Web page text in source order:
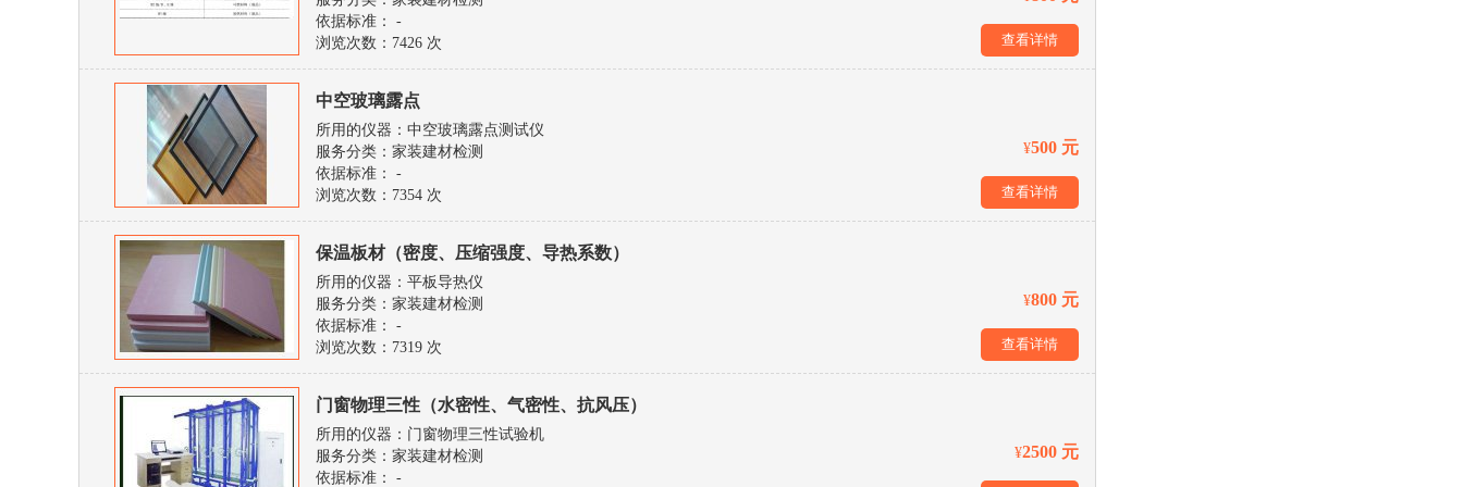
依据标准： -
浏览次数： 7426 次 查看详情
中空玻璃露点
所用的仪器：中空玻璃露点测试仪
服务分类：家装建材检测
依据标准： -
浏览次数： 7354 次
¥500 元
查看详情
保温板材（密度、压缩强度、导热系数）
所用的仪器：平板导热仪
服务分类：家装建材检测
依据标准： -
浏览次数： 7319 次
¥800 元
查看详情
门窗物理三性（水密性、气密性、抗风压）
所用的仪器：门窗物理三性试验机
服务分类：家装建材检测
依据标准： -
¥2500 元